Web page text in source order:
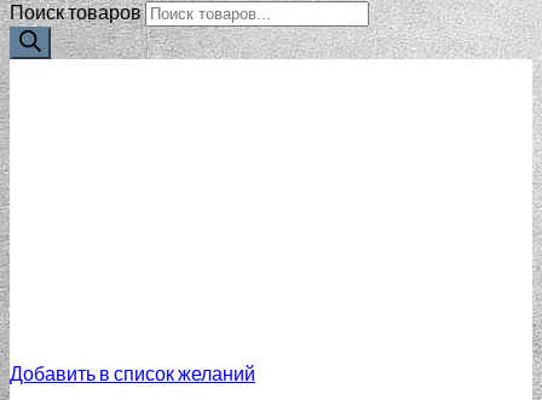
Поиск товаров
Добавить в список желаний